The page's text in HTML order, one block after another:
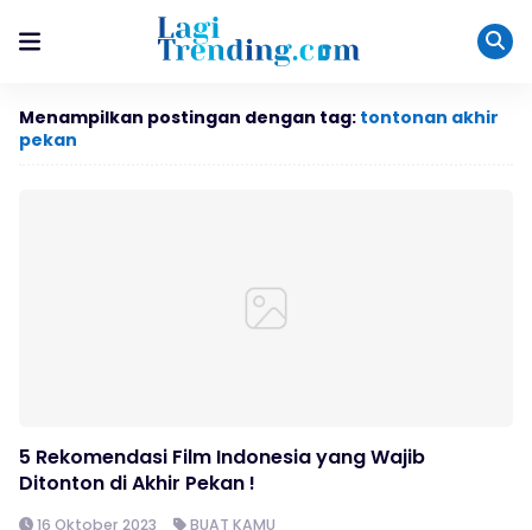
Menampilkan postingan dengan tag: tontonan akhir
pekan
5 Rekomendasi Film Indonesia yang Wajib
Ditonton di Akhir Pekan !
16 Oktober 2023 BUAT KAMU